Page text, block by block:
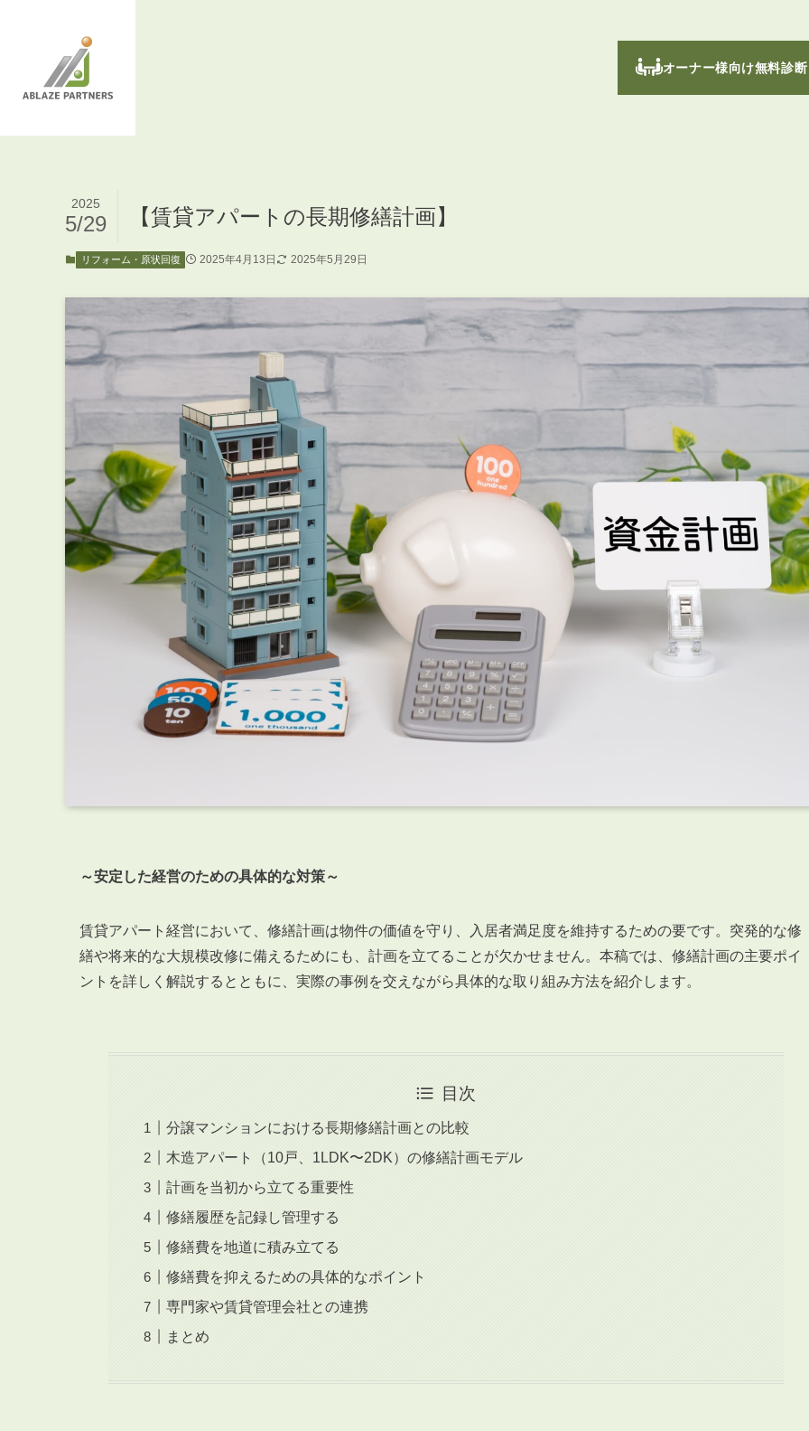
オーナー様向け無料診断
【賃貸アパートの長期修繕計画】
2025
5/29
リフォーム・原状回復 2025年4月13日 2025年5月29日
～安定した経営のための具体的な対策～
賃貸アパート経営において、修繕計画は物件の価値を守り、入居者満足度を維持するための要です。突発的な修
繕や将来的な大規模改修に備えるためにも、計画を立てることが欠かせません。本稿では、修繕計画の主要ポイ
ントを詳しく解説するとともに、実際の事例を交えながら具体的な取り組み方法を紹介します。
目次
分譲マンションにおける長期修繕計画との比較
木造アパート（10戸、1LDK〜2DK）の修繕計画モデル
計画を当初から立てる重要性
修繕履歴を記録し管理する
修繕費を地道に積み立てる
修繕費を抑えるための具体的なポイント
専門家や賃貸管理会社との連携
まとめ